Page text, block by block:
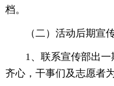
档。
（二）活动后期宣
1、联系宣传部出一
齐心，干事们及志愿者